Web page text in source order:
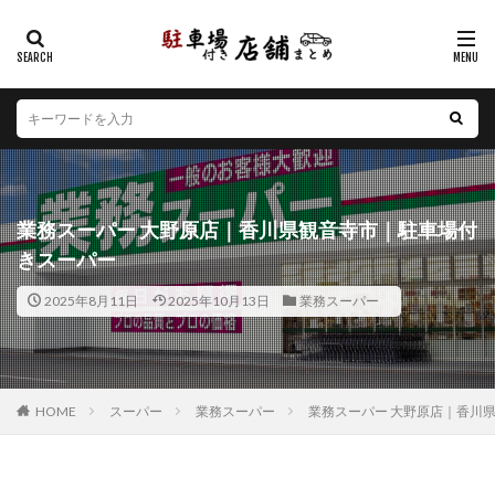
業務スーパー 大野原店｜香川県観音寺市｜駐車場付
きスーパー
2025年8月11日 2025年10月13日 業務スーパー
HOME スーパー 業務スーパー 業務スーパー 大野原店｜香川
カテゴリー
エリア
北海道 青森県 岩手県 宮城県
秋田県
山形県
福島県 茨城県 栃木県
群馬県
埼玉県
千葉県 東京都 神奈川県
新潟県
山梨県
長野県 富山県 石川県
福井県
岐阜県
静岡県 愛知県 三重県
滋賀県
京都府
大阪府 兵庫県 奈良県
和歌山県
鳥取県
島根県 岡山県 広島県
山口県
徳島県
香川県 愛媛県 高知県
福岡県
佐賀県
長崎県 熊本県 大分県
宮崎県